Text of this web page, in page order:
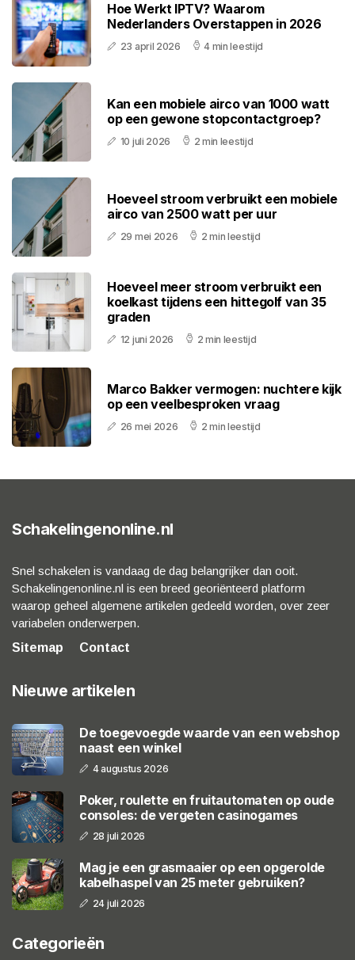
Hoe Werkt IPTV? Waarom
Nederlanders Overstappen in 2026
23 april 2026 4 min leestijd
Kan een mobiele airco van 1000 watt
op een gewone stopcontactgroep?
10 juli 2026 2 min leestijd
Hoeveel stroom verbruikt een mobiele
airco van 2500 watt per uur
29 mei 2026 2 min leestijd
Hoeveel meer stroom verbruikt een
koelkast tijdens een hittegolf van 35
graden
12 juni 2026 2 min leestijd
Marco Bakker vermogen: nuchtere kijk
op een veelbesproken vraag
26 mei 2026 2 min leestijd
Schakelingenonline.nl
Snel schakelen is vandaag de dag belangrijker dan ooit.
Schakelingenonline.nl is een breed georiënteerd platform
waarop geheel algemene artikelen gedeeld worden, over zeer
variabelen onderwerpen.
Sitemap
Contact
Nieuwe artikelen
De toegevoegde waarde van een webshop
naast een winkel
4 augustus 2026
Poker, roulette en fruitautomaten op oude
consoles: de vergeten casinogames
28 juli 2026
Mag je een grasmaaier op een opgerolde
kabelhaspel van 25 meter gebruiken?
24 juli 2026
Categorieën